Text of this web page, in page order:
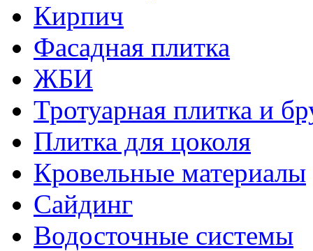
Кирпич
Фасадная плитка
ЖБИ
Тротуарная плитка и
Плитка для цоколя
Кровельные материалы
Сайдинг
Водосточные системы